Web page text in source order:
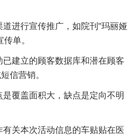
进行宣传推广，如院刊"玛丽娅
单。
建立的顾客数据库和潜在顾客
信营销。
覆盖面积大，缺点是定向不明
关本次活动信息的车贴贴在医